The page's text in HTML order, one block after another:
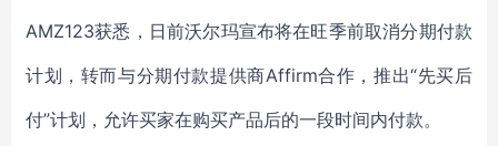
AMZ123获悉，日前沃尔玛宣布将在旺季前取消分期付款
计划，转而与分期付款提供商Affirm合作，推出“先买后
付”计划，允许买家在购买产品后的一段时间内付款。